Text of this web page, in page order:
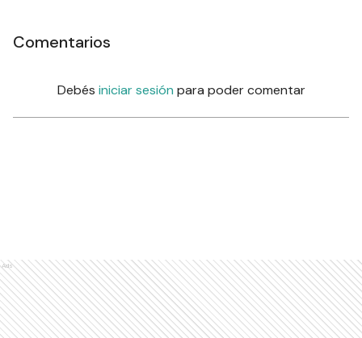
Comentarios
Debés iniciar sesión para poder comentar
Ads